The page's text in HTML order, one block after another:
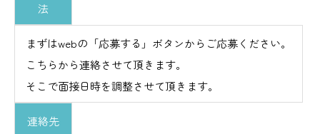
法
まずはwebの「応募する」ボタンからご応募ください。
こちらから連絡させて頂きます。
そこで面接日時を調整させて頂きます。
連絡先